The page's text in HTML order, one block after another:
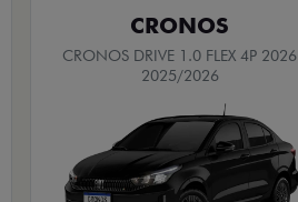
CRONOS
CRONOS DRIVE 1.0 FLEX 4P 2026
2025/2026